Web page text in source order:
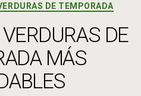
DE TEMPORADA
DE
MÁS